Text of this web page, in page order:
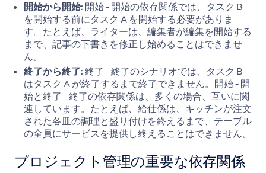
開始から開始: 開始 - 開始の依存関係では、タスク B
を開始する前にタスク A を開始する必要がありま
す。たとえば、ライターは、編集者が編集を開始する
まで、記事の下書きを修正し始めることはできませ
ん。
終了から終了:終了 - 終了のシナリオでは、タスク B
はタスク A が終了するまで終了できません。開始 - 開
始と終了 - 終了の依存関係は、多くの場合、互いに関
連しています。たとえば、給仕係は、キッチンが注文
された各皿の調理と盛り付けを終えるまで、テーブル
の全員にサービスを提供し終えることはできません。
プロジェクト管理の重要な依存関係